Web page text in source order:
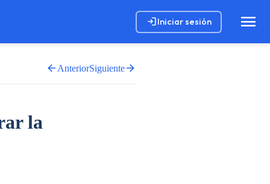
loginIniciar sesión menu
arrow_back AnteriorSiguientearrow_forward
la